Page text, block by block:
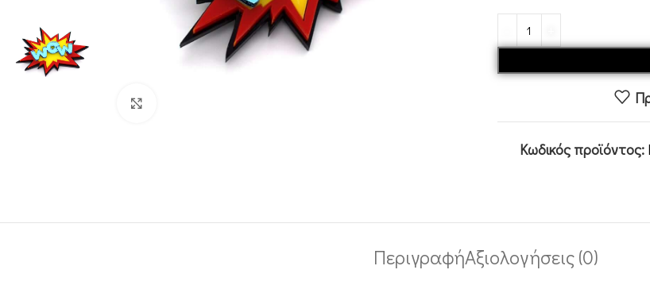
Κωδικός προϊόντος:
ΠεριγραφήΑξιολογήσεις (0)